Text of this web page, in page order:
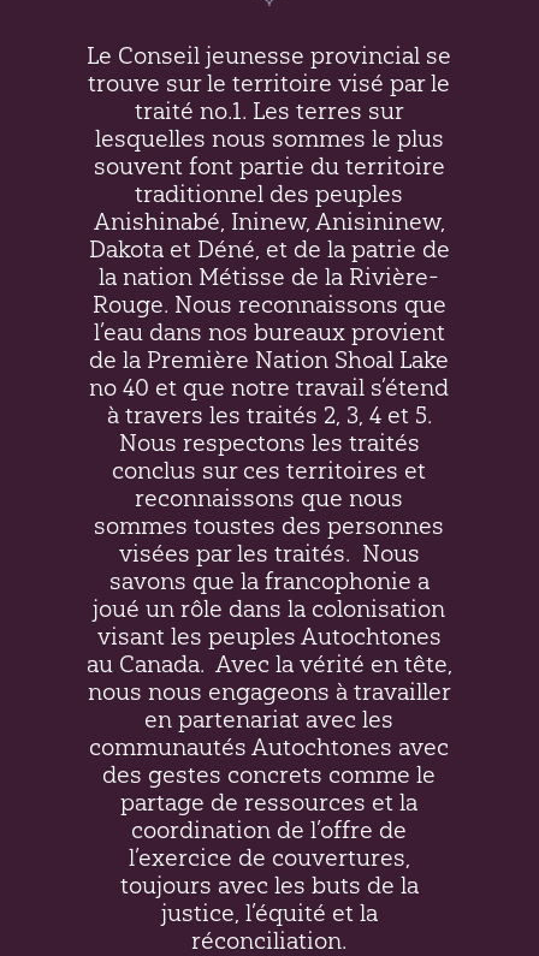
Le Conseil jeunesse provincial se
trouve sur le territoire visé par le
traité no.1. Les terres sur
lesquelles nous sommes le plus
souvent font partie du territoire
traditionnel des peuples
Anishinabé, Ininew, Anisininew,
Dakota et Déné, et de la patrie de
la nation Métisse de la Rivière-
Rouge. Nous reconnaissons que
l’eau dans nos bureaux provient
de la Première Nation Shoal Lake
no 40 et que notre travail s’étend
à travers les traités 2, 3, 4 et 5.
Nous respectons les traités
conclus sur ces territoires et
reconnaissons que nous
sommes toustes des personnes
visées par les traités. Nous
savons que la francophonie a
joué un rôle dans la colonisation
visant les peuples Autochtones
au Canada. Avec la vérité en tête,
nous nous engageons à travailler
en partenariat avec les
communautés Autochtones avec
des gestes concrets comme le
partage de ressources et la
coordination de l’offre de
l’exercice de couvertures,
toujours avec les buts de la
justice, l’équité et la
réconciliation.